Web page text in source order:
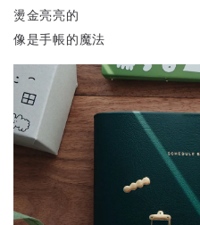
燙金亮亮的
像是手帳的魔法